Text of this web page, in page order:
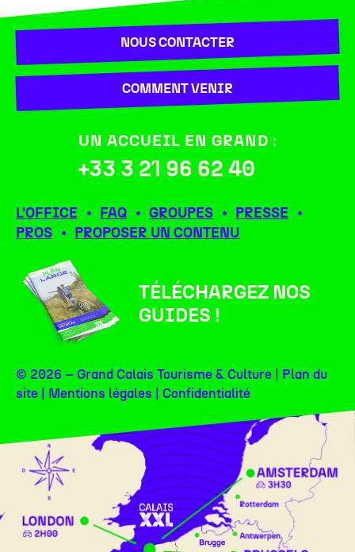
NOUS CONTACTER
COMMENT VENIR
UN ACCUEIL EN GRAND :
+33 3 21 96 62 40
L’OFFICE FAQ GROUPES
PRESSE
PROS
PROPOSER UN CONTENU
TÉLÉCHARGEZ NOS
GUIDES !
© 2026 – Grand Calais Tourisme & Culture | Plan du
site | Mentions légales | Confidentialité